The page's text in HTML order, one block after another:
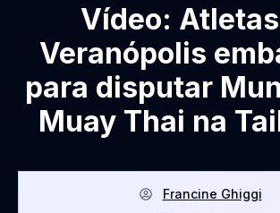
Vídeo:
Veranópolis
para disputar
Muay Thai na
Francine Ghiggi